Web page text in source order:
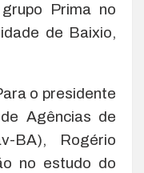
Prima no
de Baixio,
o presidente
Agências de
BA), Rogério
no estudo do